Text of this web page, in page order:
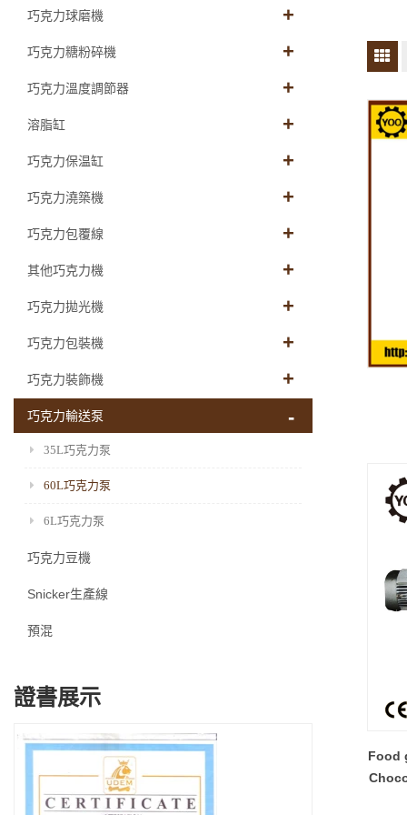
巧克力球磨機
巧克力糖粉碎機
巧克力溫度調節器
溶脂缸
巧克力保温缸
巧克力澆築機
巧克力包覆線
其他巧克力機
巧克力拋光機
巧克力包裝機
巧克力裝飾機
巧克力輸送泵
35L巧克力泵
60L巧克力泵
6L巧克力泵
巧克力豆機
Snicker生產線
預混
證書展示
Food